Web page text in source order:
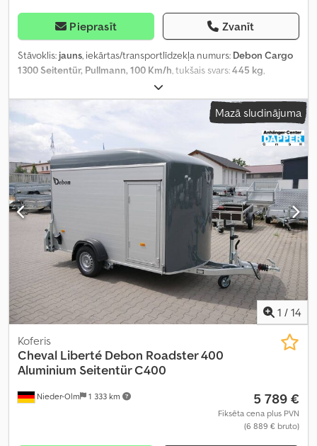
Pieprasīt Zvanīt
Stāvoklis: jauns, iekārtas/transportlīdzekļa numurs: Debon Cargo
1300 Seitentür, Pullmann, 100 Km/h, tukšais svars:445 kg,
, kopējais svars:
konfigurācija:1 ass, atļautā ass slodze (1. ass):1 300 kg, krautuves
garums:
3 000 mm , iekraušanas vietas platums:1 520 mm,
iekraušanas telpas augstums:
Mazā sludinājuma
1 / 14
Nieder-Olm 1 333 km
Koferis
Cheval Liberté Debon Roadster 400
Aluminium Seitentür C400
5 789 €
Fiksēta cena plus PVN
(6 889 € bruto)